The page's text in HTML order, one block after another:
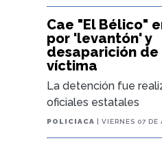
Cae "El Bélico"
por 'levantón' y
desaparición de
víctima
La detención fue
oficiales estatales
POLICIACA | VIERNES 07 DE